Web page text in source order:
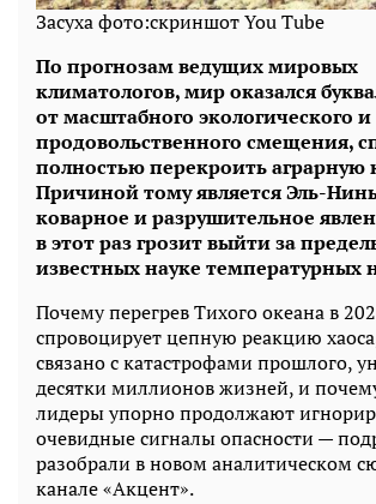
Засуха фото:скриншот You Tube
По прогнозам ведущих мировых
климатологов, мир оказался
от масштабного экологического и
продовольственного смещения,
полностью перекроить аграрную
Причиной тому является Эль-
коварное и разрушительное
в этот раз грозит выйти за
известных науке температурных
Почему перегрев Тихого океана в
спровоцирует цепную реакцию
связано с катастрофами прошлого,
десятки миллионов жизней, и
лидеры упорно продолжают
очевидные сигналы опасности —
разобрали в новом аналитическом
канале «Акцент».